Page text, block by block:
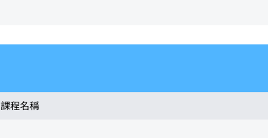
課程名稱